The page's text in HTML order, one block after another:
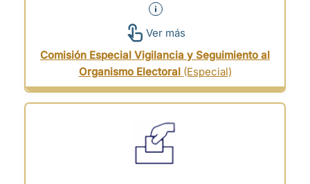
Ver más
Comisión Especial Vigilancia y Seguimiento al
Organismo Electoral (Especial)